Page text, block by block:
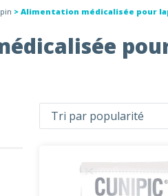
> Alimentation médicalisée pour